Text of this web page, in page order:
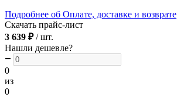
Подробнее об Оплате, доставке и возврате
Скачать прайс-лист
3 639 ₽ / шт.
Нашли дешевле?
0
из
0